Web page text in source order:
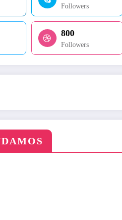
Followers
800
Followers